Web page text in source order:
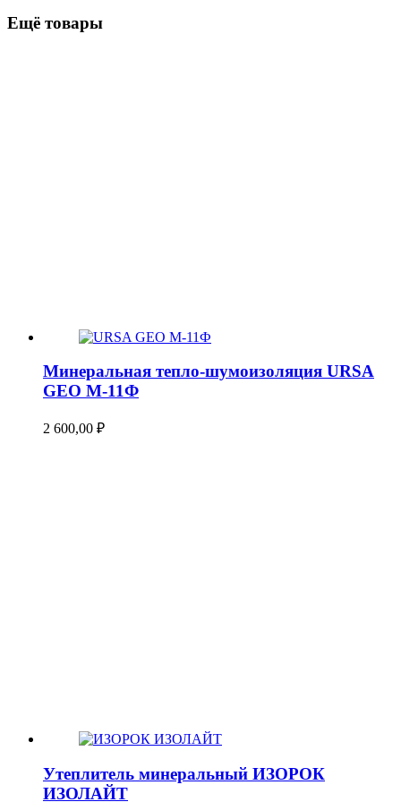
Ещё товары
Минеральная тепло-шумоизоляция URSA
GEO М-11Ф
2 600,00 ₽
Утеплитель минеральный ИЗОРОК
ИЗОЛАЙТ